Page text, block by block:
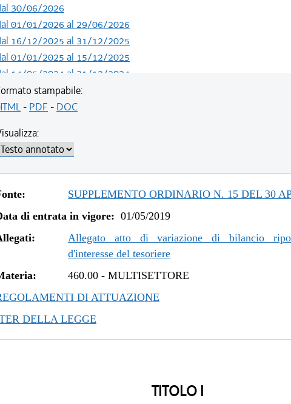
30/06/2026
01/01/2026 al 29/06/2026
16/12/2025 al 31/12/2025
01/01/2025 al 15/12/2025
14/05/2024 al 31/12/2024
12/08/2023 al 13/05/2024
05/08/2022 al 11/08/2023
12/08/2021 al 05/11/2021
26/02/2021 al 11/08/2021
02/07/2020 al 25/02/2021
01/01/2020 al 01/07/2020
11/07/2019 al 06/11/2019
01/05/2019 al 10/07/2019
stampabile:
- PDF - DOC
SUPPLEMENTO ORDINARIO N. 15 DEL 30
di entrata in vigore: 01/05/2019
Allegato atto di variazione di bilancio
d'interesse del tesoriere
460.00 -MULTISETTORE
DI ATTUAZIONE
DELLA LEGGE
TITOLO I